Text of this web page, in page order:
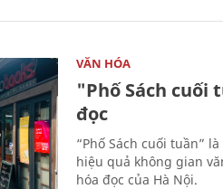
VĂN HÓA
"Phố Sách cuối
đọc
“Phố Sách cuối tuần”
hiệu quả không gian
hóa đọc của Hà Nội.